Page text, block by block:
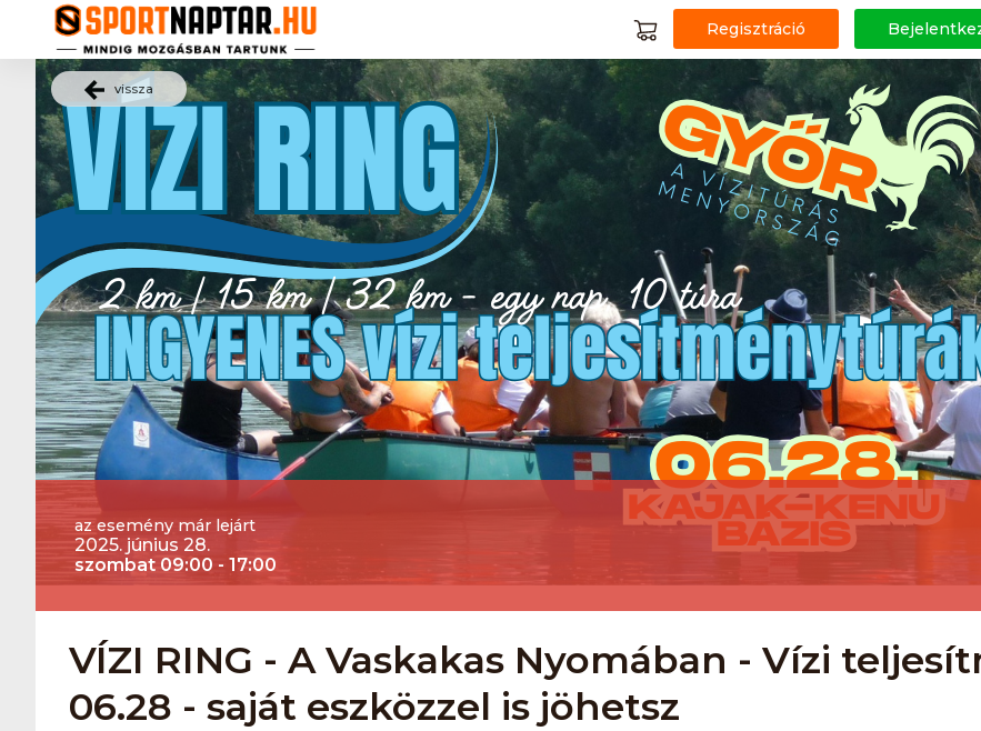
Regisztráció
vissza
az esemény már lejárt
2025. június 28.
szombat 09:00 - 17:00
VÍZI RING - A Vaskakas Nyomában - Vízi
06.28 - saját eszközzel is jöhetsz